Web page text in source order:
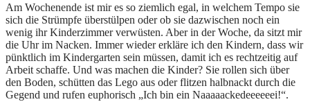
Am Wochenende ist mir es so ziemlich egal, in welchem Tempo sie
sich die Strümpfe überstülpen oder ob sie dazwischen noch ein
wenig ihr Kinderzimmer verwüsten. Aber in der Woche, da sitzt mir
die Uhr im Nacken. Immer wieder erkläre ich den Kindern, dass wir
pünktlich im Kindergarten sein müssen, damit ich es rechtzeitig auf
Arbeit schaffe. Und was machen die Kinder? Sie rollen sich über
den Boden, schütten das Lego aus oder flitzen halbnackt durch die
Gegend und rufen euphorisch „Ich bin ein Naaaaackedeeeeeei!“.